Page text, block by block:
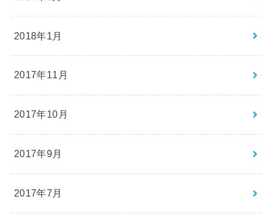
2018年1月
2017年11月
2017年10月
2017年9月
2017年7月